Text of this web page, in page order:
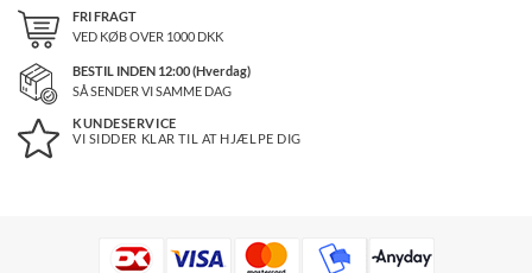
FRI FRAGT
VED KØB OVER 1000DKK
BESTIL INDEN 12:00 (Hverdag)
SÅ SENDER VI SAMME DAG
KUNDESERVICE
VI SIDDER KLAR TIL AT HJÆLPE DIG